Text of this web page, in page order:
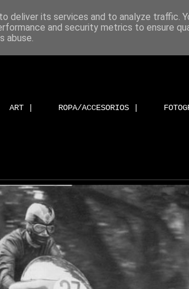
ART | ROPA/ACCESORIOS |
deliver its services and to analyze traffic.
and security metrics to ensure
abuse.